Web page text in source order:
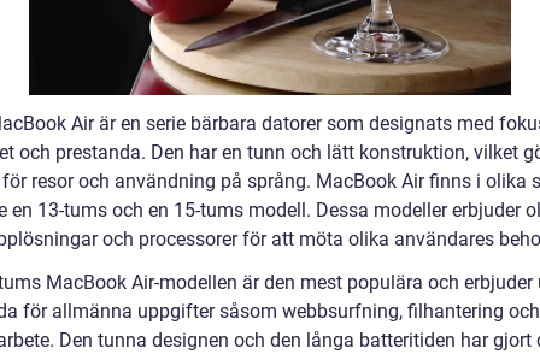
Air är en serie bärbara datorer som designats med
och prestanda. Den har en tunn och lätt konstruktion, vilket
resor och användning på språng. MacBook Air finns i olika
en 13-tums och en 15-tums modell. Dessa modeller erbjuder
och processorer för att möta olika användares
MacBook Air-modellen är den mest populära och
för allmänna uppgifter såsom webbsurfning, filhantering och
Den tunna designen och den långa batteritiden har gjort